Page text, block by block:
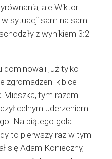
ale Wiktor
w sytuacji sam na sam.
z wynikiem 3:2
dominowali już tylko
zgromadzeni kibice
Mieszka, tym razem
celnym uderzeniem
Na piątego gola
to pierwszy raz w tym
się Adam Konieczny,